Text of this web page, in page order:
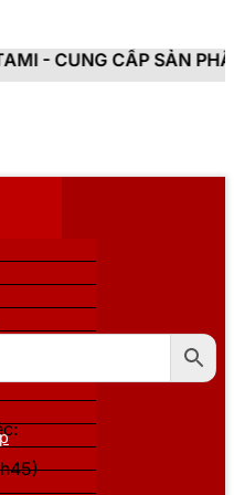
SẢN PHẨM CHÍNH